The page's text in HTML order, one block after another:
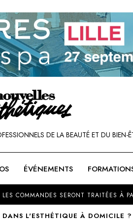
DE LA BEAUTÉ ET DU BIEN-
ÉVÉNEMENTS
COMMANDES SERONT TRAITÉES À
DANS L'ESTHÉTIQUE À DOMICILE ?